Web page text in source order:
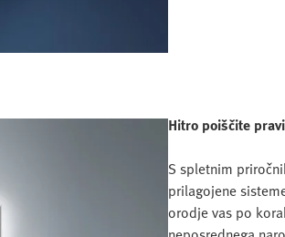
Hitro poiščite
S spletnim
prilagojene
orodje vas po